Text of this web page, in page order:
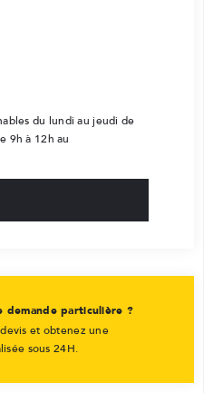
du lundi au jeudi de
9h à 12h au
demande particulière ?
et obtenez une
sous 24H.